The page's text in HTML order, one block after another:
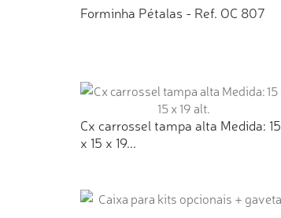
Forminha Pétalas - Ref. OC 807
Cx carrossel tampa alta Medida: 15
x 15 x 19...